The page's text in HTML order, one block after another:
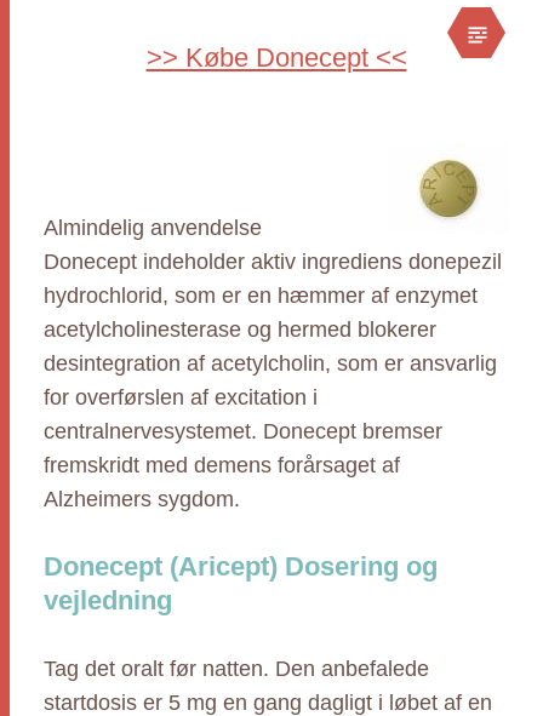
>> Købe Donecept <<
Almindelig anvendelse
Donecept indeholder aktiv ingrediens donepezil
hydrochlorid, som er en hæmmer af enzymet
acetylcholinesterase og hermed blokerer
desintegration af acetylcholin, som er ansvarlig
for overførslen af excitation i
centralnervesystemet. Donecept bremser
fremskridt med demens forårsaget af
Alzheimers sygdom.
Donecept (Aricept) Dosering og
vejledning
Tag det oralt før natten. Den anbefalede
startdosis er 5 mg en gang dagligt i løbet af en